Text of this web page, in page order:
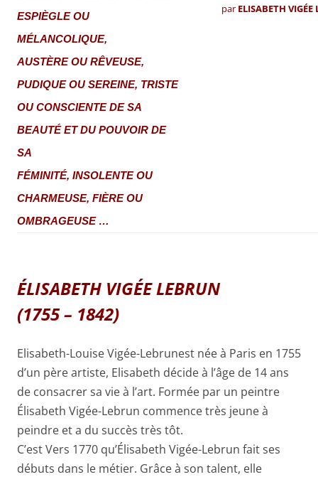
ESPIÈGLE OU
MÉLANCOLIQUE,
AUSTÈRE OU RÊVEUSE,
PUDIQUE OU SEREINE, TRISTE
OU CONSCIENTE DE SA
BEAUTÉ ET DU POUVOIR DE
SA
FÉMINITÉ, INSOLENTE OU
CHARMEUSE, FIÈRE OU
OMBRAGEUSE …
par ELISABETH VIGÉE
ÉLISABETH VIGÉE LEBRUN
(1755 – 1842)
Elisabeth-Louise Vigée-Lebrunest née à Paris en 1755
d’un père artiste, Elisabeth décide à l’âge de 14 ans
de consacrer sa vie à l’art. Formée par un peintre
Élisabeth Vigée-Lebrun commence très jeune à
peindre et a du succès très tôt.
C’est Vers 1770 qu’Élisabeth Vigée-Lebrun fait ses
débuts dans le métier. Grâce à son talent, elle